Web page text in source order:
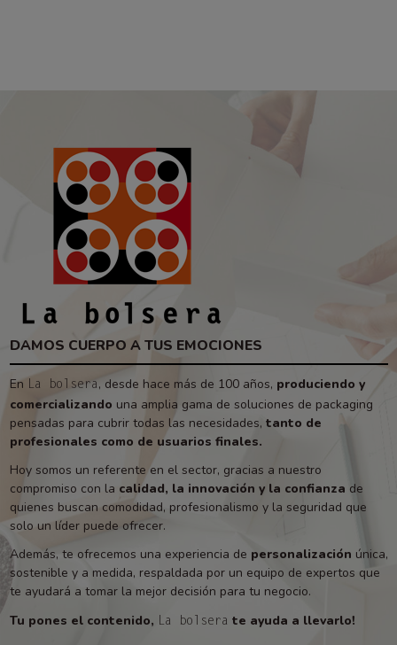
DAMOS CUERPO A TUS EMOCIONES
En La bolsera, desde hace más de 100 años, produciendo y
comercializando una amplia gama de soluciones de packaging
pensadas para cubrir todas las necesidades, tanto de
profesionales como de usuarios finales.
Hoy somos un referente en el sector, gracias a nuestro
compromiso con la calidad, la innovación y la confianza de
quienes buscan comodidad, profesionalismo y la seguridad que
solo un líder puede ofrecer.
Además, te ofrecemos una experiencia de personalización única,
sostenible y a medida, respaldada por un equipo de expertos que
te ayudará a tomar la mejor decisión para tu negocio.
Tu pones el contenido, La bolsera te ayuda a llevarlo!